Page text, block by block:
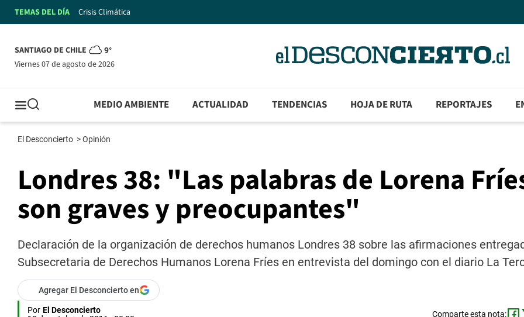
TEMAS DEL DÍA Crisis Climática
SANTIAGO DE CHILE 9°
viernes 07 de agosto de 2026
MEDIO AMBIENTE ACTUALIDAD TENDENCIAS HOJA DE RUTA REPORTAJES
El Desconcierto >Opinión
Londres 38: "Las palabras de Lorena
son graves y preocupantes"
Declaración de la organización de derechos humanos Londres 38 sobre las afirmaciones
Subsecretaria de Derechos Humanos Lorena Fríes en entrevista del domingo con el diario La
Agregar El Desconcierto en
Por El Desconcierto
Comparte esta nota: